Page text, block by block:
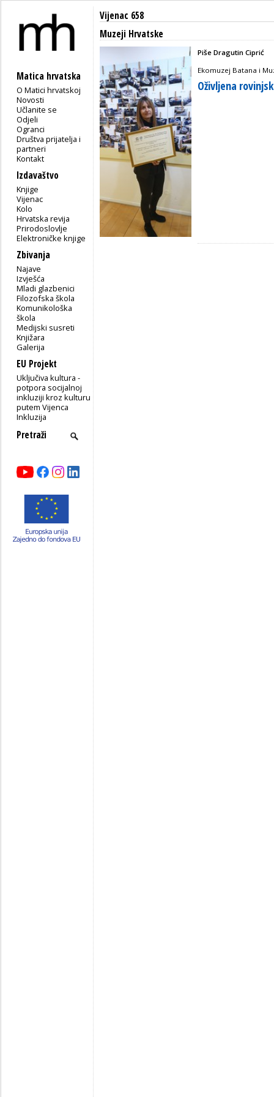
Matica hrvatska
O Matici hrvatskoj
Novosti
Učlanite se
Odjeli
Ogranci
Društva prijatelja i
partneri
Kontakt
Izdavaštvo
Knjige
Vijenac
Kolo
Hrvatska revija
Prirodoslovlje
Elektroničke knjige
Zbivanja
Najave
Izvješća
Mladi glazbenici
Filozofska škola
Komunikološka
škola
Medijski susreti
Knjižara
Galerija
EU Projekt
Uključiva kultura -
potpora socijalnoj
inkluziji kroz kulturu
putem Vijenca
Inkluzija
Vijenac 658
Muzeji Hrvatske
Piše Dragutin Ciprić
Ekomuzej Batana i
Oživljena